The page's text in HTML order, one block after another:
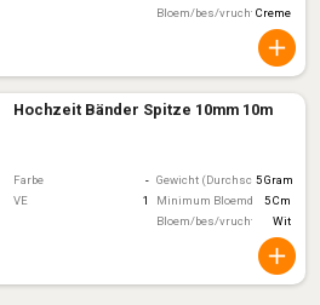
Bloem/bes/vruchtkleur
Creme
Hochzeit Bänder Spitze 10mm 10m
Farbe - Gewicht (Durchschnitt)
5 Gram
VE
1 Minimum Bloemdiameter
5 Cm
Bloem/bes/vruchtkleurWit